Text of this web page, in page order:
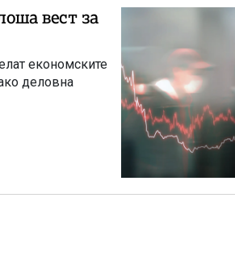
вест за
економските
деловна